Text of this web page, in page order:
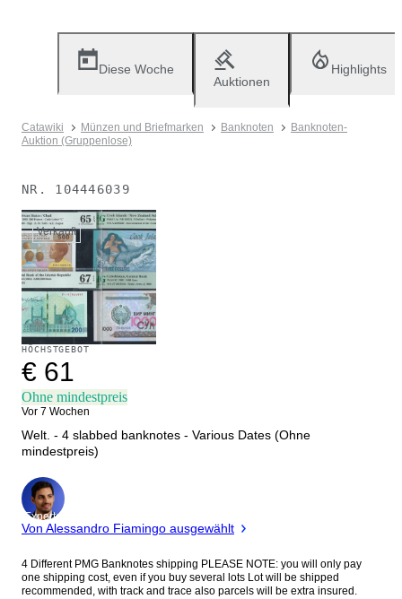
Diese Woche
Auktionen
Highlights
Catawiki Münzen und Briefmarken Banknoten
Banknoten-
Auktion (Gruppenlose)
NR. 104446039
Verkauft
HÖCHSTGEBOT
€ 61
Ohne mindestpreis
Vor 7 Wochen
Welt. - 4 slabbed banknotes - Various Dates (Ohne
mindestpreis)
Experte
Von Alessandro Fiamingo ausgewählt
4 Different PMG Banknotes shipping PLEASE NOTE: you will only pay
one shipping cost, even if you buy several lots Lot will be shipped
recommended, with track and trace also parcels will be extra insured.